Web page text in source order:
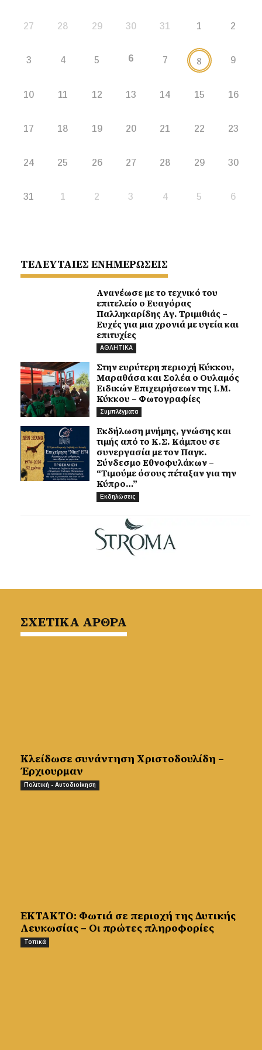
27 28 29 30 31 1 2
3 4 5 6 7 8 9
10 11 12 13 14 15 16
17 18 19 20 21 22 23
24 25 26 27 28 29 30
31 1 2 3 4 5 6
ΤΕΛΕΥΤΑΙΕΣ ΕΝΗΜΕΡΩΣΕΙΣ
Ανανέωσε με το τεχνικό του
επιτελείο ο Ευαγόρας
Παλληκαρίδης Αγ. Τριμιθιάς –
Ευχές για μια χρονιά με υγεία και
επιτυχίες
ΑΘΛΗΤΙΚΑ
Στην ευρύτερη περιοχή Κύκκου,
Μαραθάσα και Σολέα ο Ουλαμός
Ειδικών Επιχειρήσεων της Ι.Μ.
Κύκκου – Φωτογραφίες
Συμπλέγματα
Εκδήλωση μνήμης, γνώσης και
τιμής από το Κ.Σ. Κάμπου σε
συνεργασία με τον Παγκ.
Σύνδεσμο Εθνοφυλάκων –
“Τιμούμε όσους πέταξαν για την
Κύπρο…”
Εκδηλώσεις
ΣΧΕΤΙΚΑ ΑΡΘΡΑ
Κλείδωσε συνάντηση Χριστοδουλίδη –
Έρχιουρμαν
Πολιτική - Αυτοδιοίκηση
ΕΚΤΑΚΤΟ: Φωτιά σε περιοχή της Δυτικής
Λευκωσίας – Οι πρώτες πληροφορίες
Τοπικά